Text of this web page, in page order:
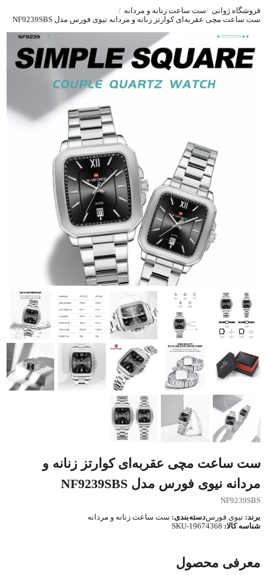
فروشگاه ژوانی
ست ساعت زنانه و مردانه
ست ساعت مچی عقربه‌ای کوارتز زنانه و مردانه نیوی فورس مدل NF9239SBS
ست ساعت مچی عقربه‌ای کوارتز زنانه و
مردانه نیوی فورس مدل NF9239SBS
NF9239SBS
برند: نیوی فورسدسته‌بندی: ست ساعت زنانه و مردانه
شناسه کالا: SKU-19674368
معرفی محصول